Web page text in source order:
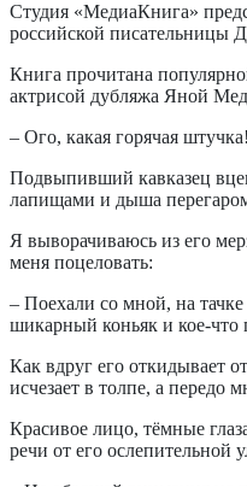
Студия «МедиаКнига»
российской писательницы
Книга прочитана
актрисой дубляжа Яной
– Ого, какая горячая
Подвыпивший кавказец
лапищами и дыша
Я выворачиваюсь из его
меня поцеловать:
– Поехали со мной, на
шикарный коньяк и кое-
Как вдруг его откидывает
исчезает в толпе, а передо
Красивое лицо, тёмные
речи от его ослепительной